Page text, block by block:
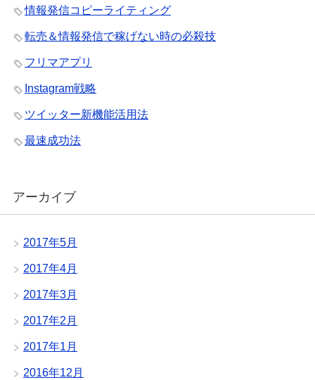
情報発信コピーライティング
転売＆情報発信で稼げない時の必殺技
フリマアプリ
Instagram戦略
ツイッター新機能活用法
最速成功法
アーカイブ
2017年5月
2017年4月
2017年3月
2017年2月
2017年1月
2016年12月